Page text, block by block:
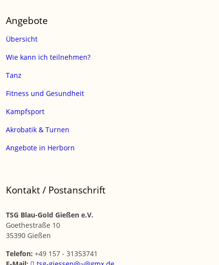
Angebote
Übersicht
Wie kann ich teilnehmen?
Tanz
Fitness und Gesundheit
Kampfsport
Akrobatik & Turnen
Angebote in Herborn
Kontakt / Postanschrift
TSG Blau-Gold Gießen e.V.
Goethestraße 10
35390 Gießen
Telefon: +49 157 - 31353741